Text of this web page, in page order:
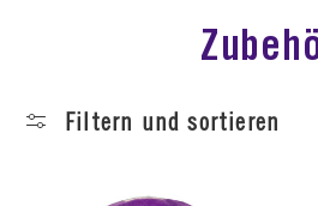
Filtern und sortieren